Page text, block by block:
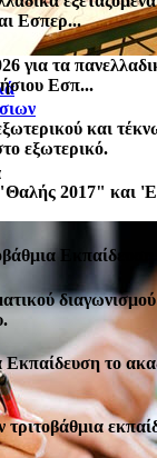
Εσπερ...
για τα
Εσπ...
και
εξωτερικό.
2017" και
Εκπαίδευση
διαγωνισμού
το